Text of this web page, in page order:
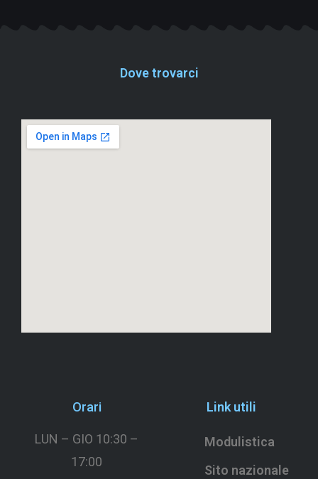
Dove trovarci
Orari
LUN – GIO 10:30 –
17:00
Link utili
Modulistica
Sito nazionale